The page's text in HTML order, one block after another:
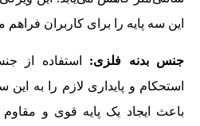
این سه پایه را برای کاربران فراهم
جنس بدنه فلزی: استفاده از
استحکام و پایداری لازم را به
باعث ایجاد یک پایه قوی و